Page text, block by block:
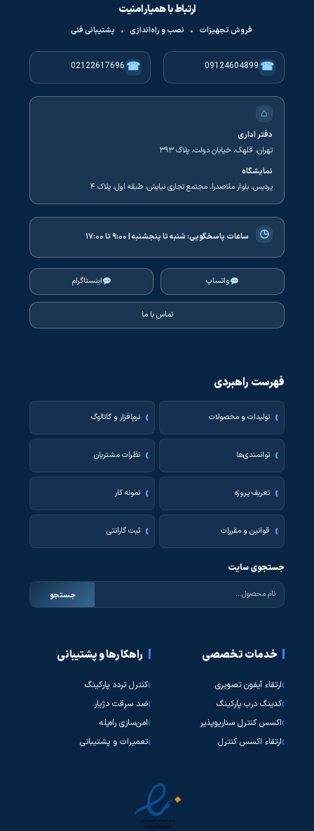
ارتباط با همیار امنیت
فروش تجهیزات • نصب و راه‌اندازی • پشتیبانی فنی
☎
09124604899
☎
02122617696
⌂
دفتر اداری
تهران، قلهک، خیابان دولت، پلاک ۳۹۳
نمایشگاه
پردیس، بلوار ملاصدرا، مجتمع تجاری نیایش، طبقه اول، پلاک ۴
◷ ساعات پاسخگویی:شنبه تا پنجشنبه | ۹:۰۰ تا ۱۷:۰۰
واتساپ اینستاگرام
تماس با ما
فهرست راهبردی
تولیدات و محصولات نرم‌افزار و کاتالوگ
توانمندی‌ها نظرات مشتریان
تعریف پروژه نمونه کار
قوانین و مقررات ثبت گارانتی
جستجوی سایت
جستجو
خدمات تخصصی
ارتقاء آیفون تصویری
کدینگ درب پارکینگ
اکسس کنترل سناریوپذیر
ارتقاء اکسس کنترل
راهکارها و پشتیبانی
کنترل تردد پارکینگ
ضد سرقت دژیار
امن‌سازی راه‌پله
تعمیرات و پشتیبانی